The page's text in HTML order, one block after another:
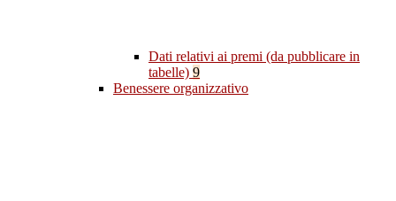
Dati relativi ai premi (da pubblicare in
tabelle) 9
Benessere organizzativo